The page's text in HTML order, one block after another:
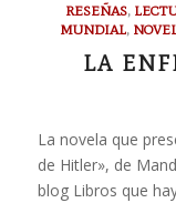
RESEÑAS,
MUNDIAL,
LA
La novela que
de Hitler», de
blog Libros que